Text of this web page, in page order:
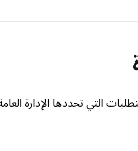
التي تحددها الإدارة